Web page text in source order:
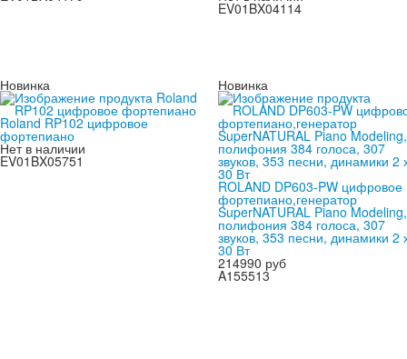
EV01BX04114
Новинка
Roland RP102 цифровое
фортепиано
Нет в наличии
EV01BX05751
Новинка
ROLAND DP603-PW цифровое
фортепиано,генератор
SuperNATURAL Piano Modeling,
полифония 384 голоса, 307
звуков, 353 песни, динамики 2
30 Вт
214990 руб
A155513